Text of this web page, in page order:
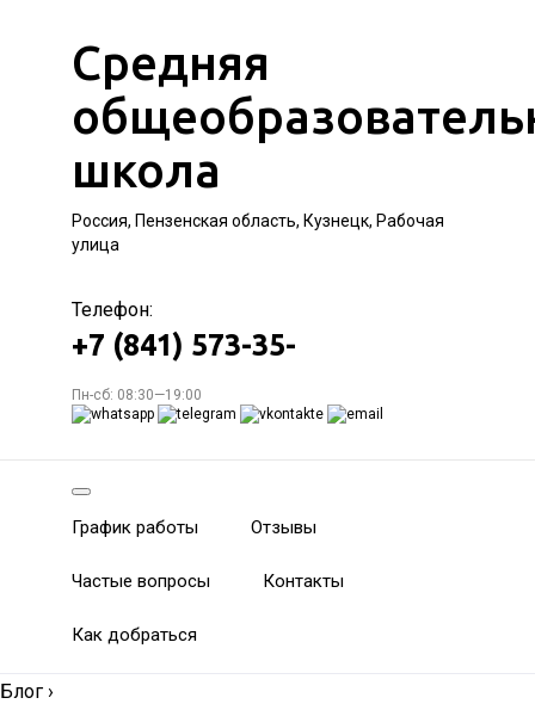
Средняя
школа
Россия, Пензенская область, Кузнецк, Рабочая
улица
Телефон:
+7 (841) 573-35-
Пн-сб: 08:30—19:00
График работы Отзывы
Частые вопросы Контакты
Как добраться
Блог ›